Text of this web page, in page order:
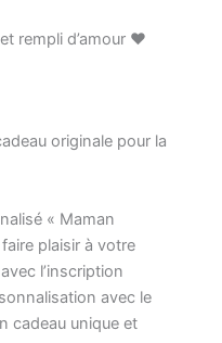
rempli d’amour ❤️
originale pour la
« Maman
plaisir à votre
l’inscription
avec le
cadeau unique et